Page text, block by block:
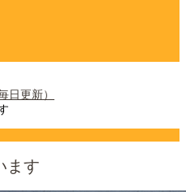
更新）
ます